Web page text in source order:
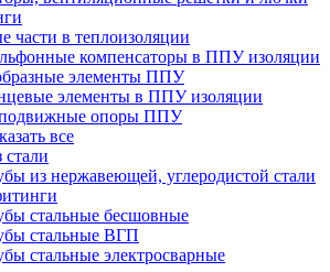
части в теплоизоляции
компенсаторы в ППУ изоляции
элементы ППУ
элементы в ППУ изоляции
опоры ППУ
все
из нержавеющей, углеродистой стали
стальные бесшовные
стальные ВГП
стальные электросварные